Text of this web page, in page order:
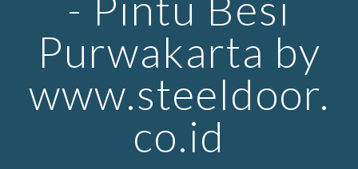
Purwakarta by
www.steeldoor.
co.id